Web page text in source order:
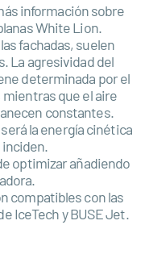
información sobre
White Lion.
fachadas, suelen
La agresividad del
determinada por el
mientras que el aire
constantes.
la energía cinética
inciden.
optimizar añadiendo
compatibles con las
IceTech y BUSE Jet.